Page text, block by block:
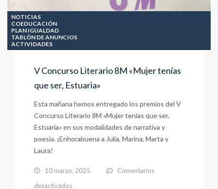
NOTICIAS
COEDUCACIÓN
PLAN IGUALDAD
TABLÓN DE ANUNCIOS
ACTIVIDADES
V Concurso Literario 8M «Mujer tenías
que ser, Estuaria»
Esta mañana hemos entregado los premios del V
Concurso Literario 8M «Mujer tenías que ser,
Estuaria» en sus modalidades de narrativa y
poesía. ¡Enhorabuena a Julia, Marina, Marta y
Laura!
10 marzo, 2025
Comentarios
desactivadosen